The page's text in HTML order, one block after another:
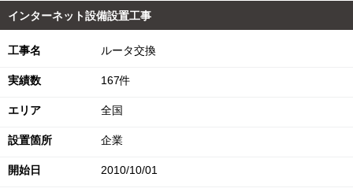
インターネット設備設置工事
工事名 ルータ交換
実績数 167件
エリア 全国
設置箇所 企業
開始日 2010/10/01